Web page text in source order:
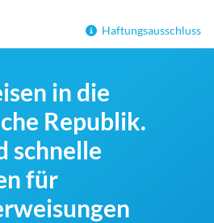
Haftungsausschluss
in die
Republik.
schnelle
für